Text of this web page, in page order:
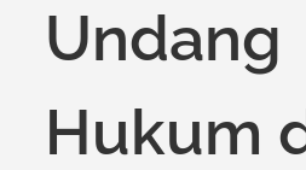
Undang
Hukum